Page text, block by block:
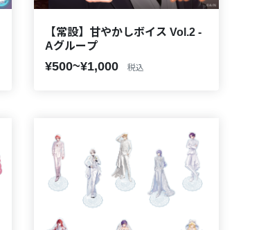
【常設】甘やかしボイス Vol.2 -
Aグループ
¥500~¥1,000 税込